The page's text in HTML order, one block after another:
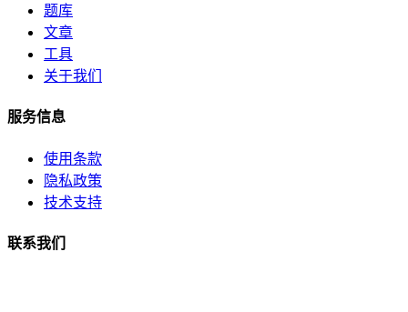
题库
文章
工具
关于我们
服务信息
使用条款
隐私政策
技术支持
联系我们